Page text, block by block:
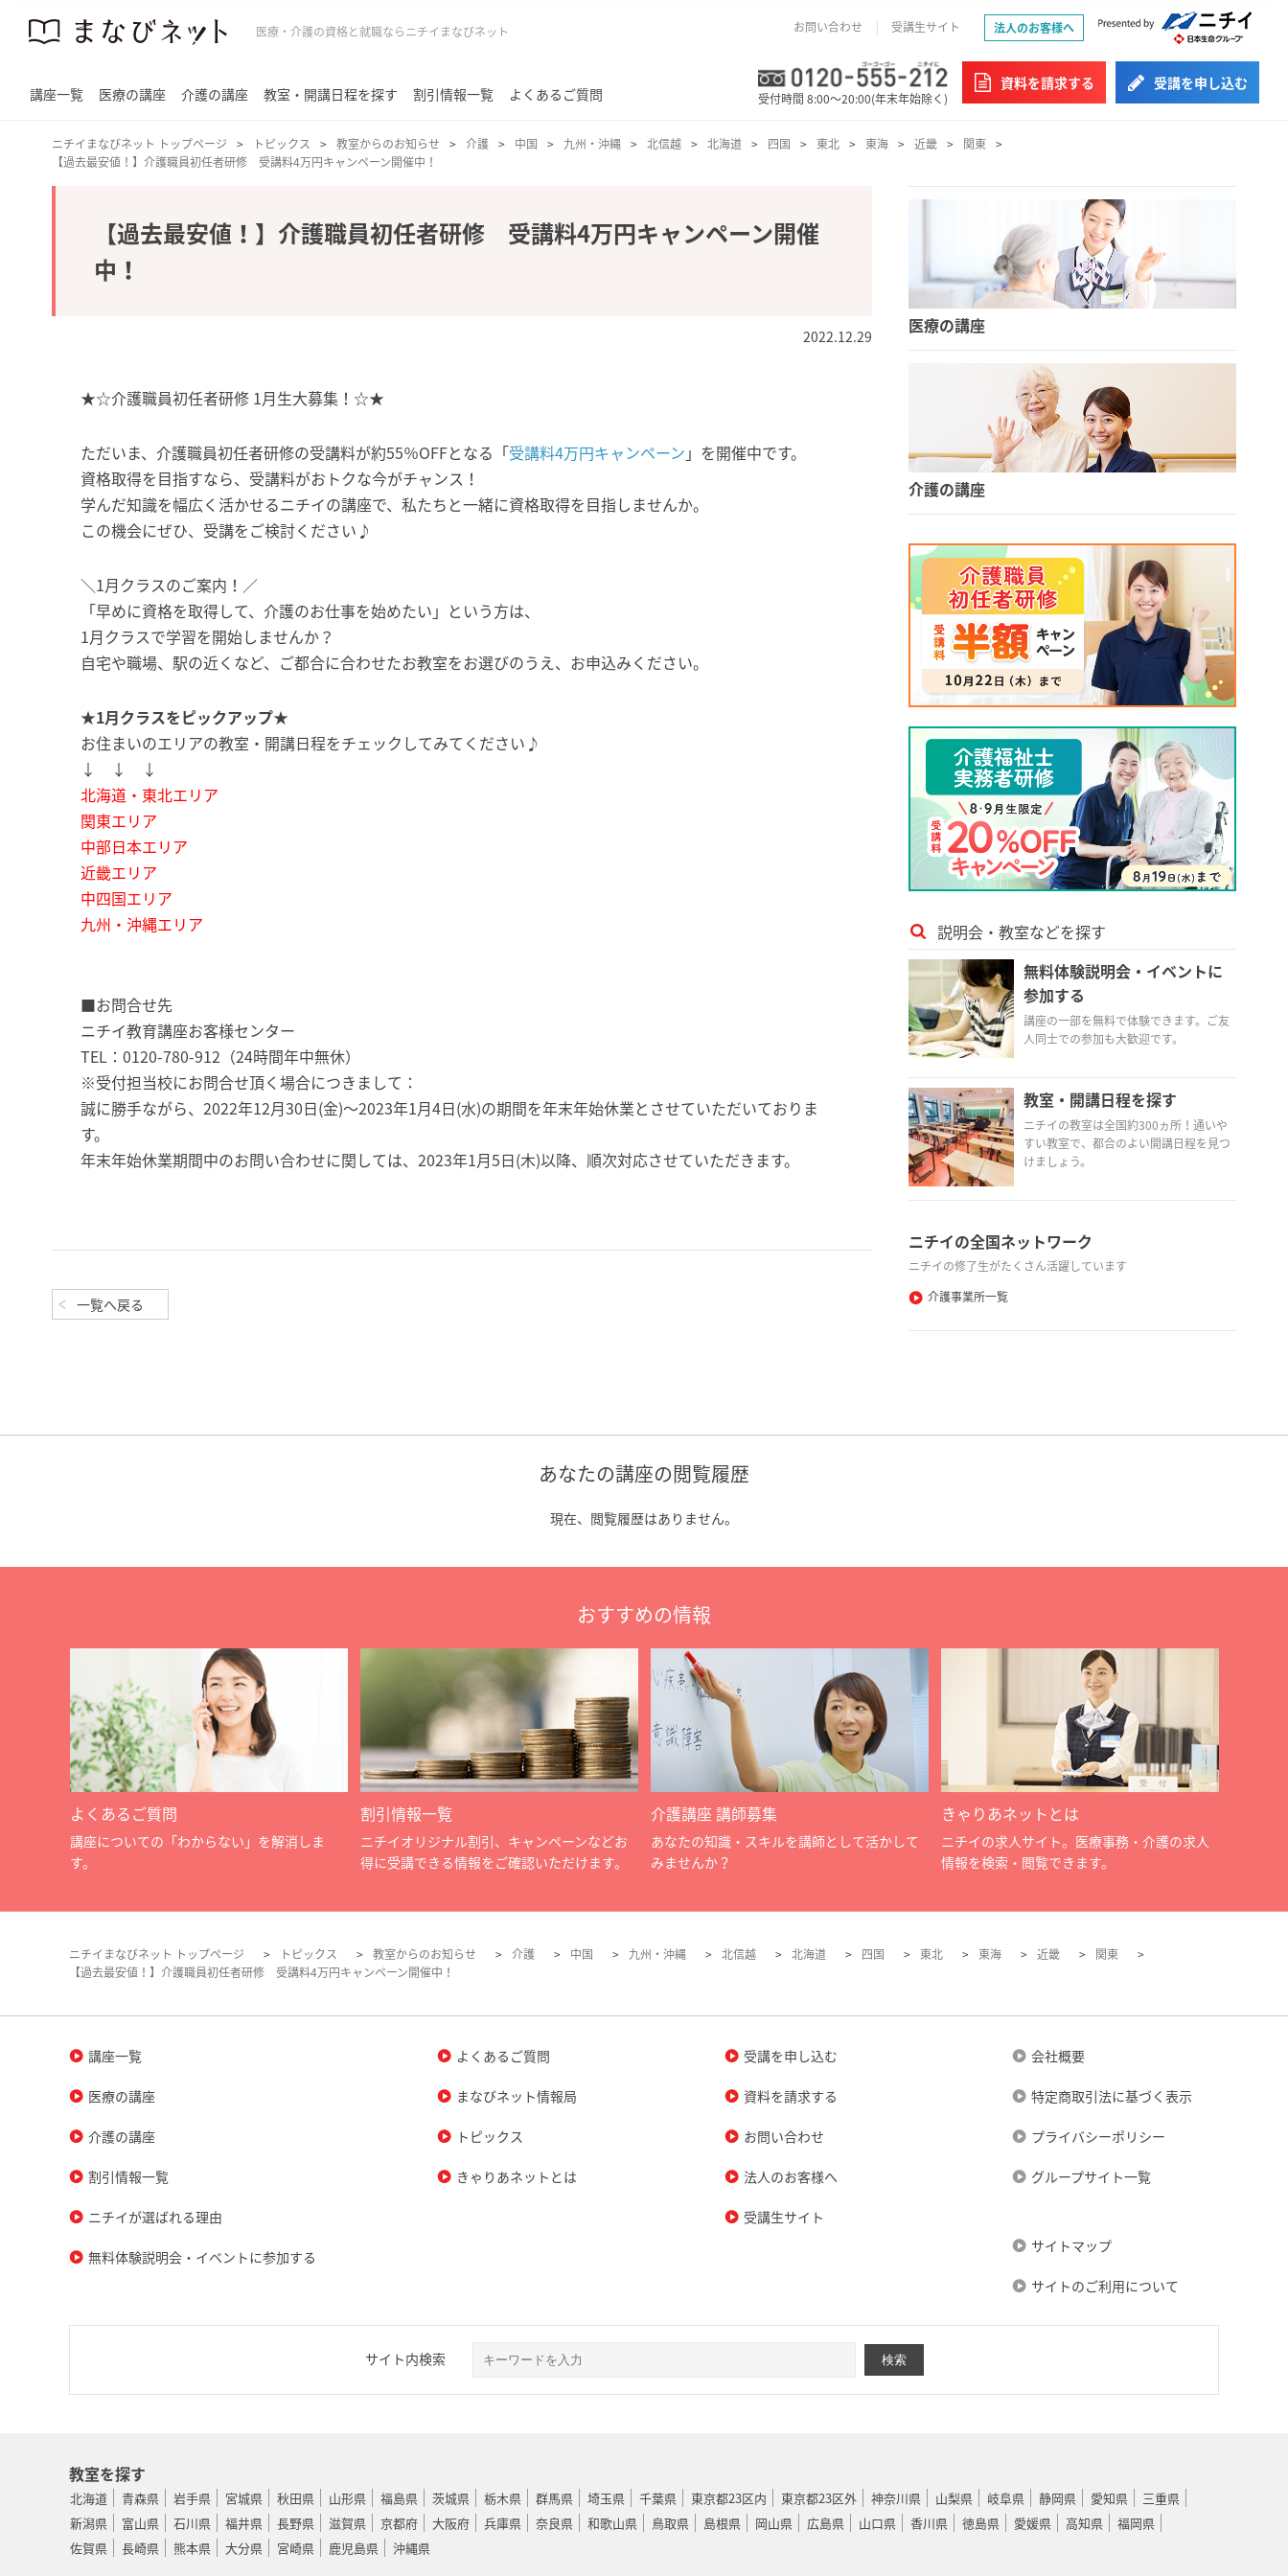
医療・介護の資格と就職ならニチイまなびネット お問い合わせ 受講生サイト 法人のお客様へ
講座一覧 医療の講座 介護の講座 教室・開講日程を探す 割引情報一覧 よくあるご質問 受付時間 8:00～20:00(年末年始除く)
資料を請求する 受講を申し込む
ニチイまなびネット トップページ トピックス 教室からのお知らせ 介護 中国 九州・沖縄 北信越 北海道 四国 東北 東海 近畿
関東
【過去最安値！】介護職員初任者研修 受講料4万円キャンペーン開催中！
【過去最安値！】介護職員初任者研修 受講料4万円キャンペーン開催
中！
2022.12.29
★☆介護職員初任者研修 1月生大募集！☆★
ただいま、介護職員初任者研修の受講料が約55％OFFとなる「受講料4万円キャンペーン 」を開催中です。
資格取得を目指すなら、受講料がおトクな今がチャンス！
学んだ知識を幅広く活かせるニチイの講座で、私たちと一緒に資格取得を目指しませんか。
この機会にぜひ、受講をご検討ください♪
＼1月クラスのご案内！／
「早めに資格を取得して、介護のお仕事を始めたい」という方は、
1月クラスで学習を開始しませんか？
自宅や職場、駅の近くなど、ご都合に合わせたお教室をお選びのうえ、お申込みください。
★1月クラスをピックアップ★
お住まいのエリアの教室・開講日程をチェックしてみてください♪
↓ ↓ ↓
北海道・東北エリア
関東エリア
中部日本エリア
近畿エリア
中四国エリア
九州・沖縄エリア
■お問合せ先
ニチイ教育講座お客様センター
TEL：0120-780-912（24時間年中無休）
※受付担当校にお問合せ頂く場合につきまして：
誠に勝手ながら、2022年12月30日(金)～2023年1月4日(水)の期間を年末年始休業とさせていただいておりま
す。
年末年始休業期間中のお問い合わせに関しては、2023年1月5日(木)以降、順次対応させていただきます。
一覧へ戻る
医療の講座
介護の講座
説明会・教室などを探す
無料体験説明会・イベントに
参加する
講座の一部を無料で体験できます。ご友
人同士での参加も大歓迎です。
教室・開講日程を探す
ニチイの教室は全国約300ヵ所！通いや
すい教室で、都合のよい開講日程を見つ
けましょう。
ニチイの全国ネットワーク
ニチイの修了生がたくさん活躍しています
介護事業所一覧
あなたの講座の閲覧履歴
現在、閲覧履歴はありません。
おすすめの情報
よくあるご質問
講座についての「わからない」を解消しま
す。
割引情報一覧
ニチイオリジナル割引、キャンペーンなどお
得に受講できる情報をご確認いただけます。
介護講座 講師募集
あなたの知識・スキルを講師として活かして
みませんか？
きゃりあネットとは
ニチイの求人サイト。医療事務・介護の求人
情報を検索・閲覧できます。
ニチイまなびネット トップページ トピックス 教室からのお知らせ 介護 中国 九州・沖縄 北信越 北海道 四国 東北 東海 近畿
関東
【過去最安値！】介護職員初任者研修 受講料4万円キャンペーン開催中！
講座一覧
医療の講座
介護の講座
割引情報一覧
ニチイが選ばれる理由
無料体験説明会・イベントに参加する
よくあるご質問
まなびネット情報局
トピックス
きゃりあネットとは
受講を申し込む
資料を請求する
お問い合わせ
法人のお客様へ
受講生サイト
会社概要
特定商取引法に基づく表示
プライバシーポリシー
グループサイト一覧
サイトマップ
サイトのご利用について
サイト内検索
教室を探す
北海道 青森県 岩手県 宮城県 秋田県 山形県 福島県 茨城県 栃木県 群馬県 埼玉県 千葉県 東京都23区内 東京都23区外 神奈川県 山梨県 岐阜県 静岡県 愛知県
三重県
新潟県
富山県 石川県 福井県 長野県 滋賀県 京都府 大阪府 兵庫県 奈良県 和歌山県 鳥取県 島根県 岡山県 広島県 山口県 香川県 徳島県 愛媛県 高知県
福岡県
佐賀県
長崎県 熊本県 大分県 宮崎県 鹿児島県 沖縄県